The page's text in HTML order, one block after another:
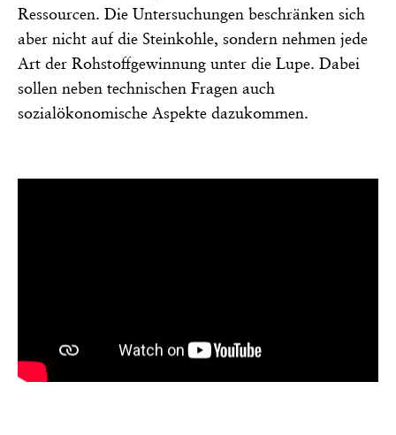
Ressourcen. Die Untersuchungen beschränken sich
aber nicht auf die Steinkohle, sondern nehmen jede
Art der Rohstoffgewinnung unter die Lupe. Dabei
sollen neben technischen Fragen auch
sozialökonomische Aspekte dazukommen.